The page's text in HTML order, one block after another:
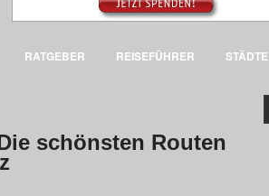
RATGEBER REISEFÜHRER STÄDTE
schönsten Routen